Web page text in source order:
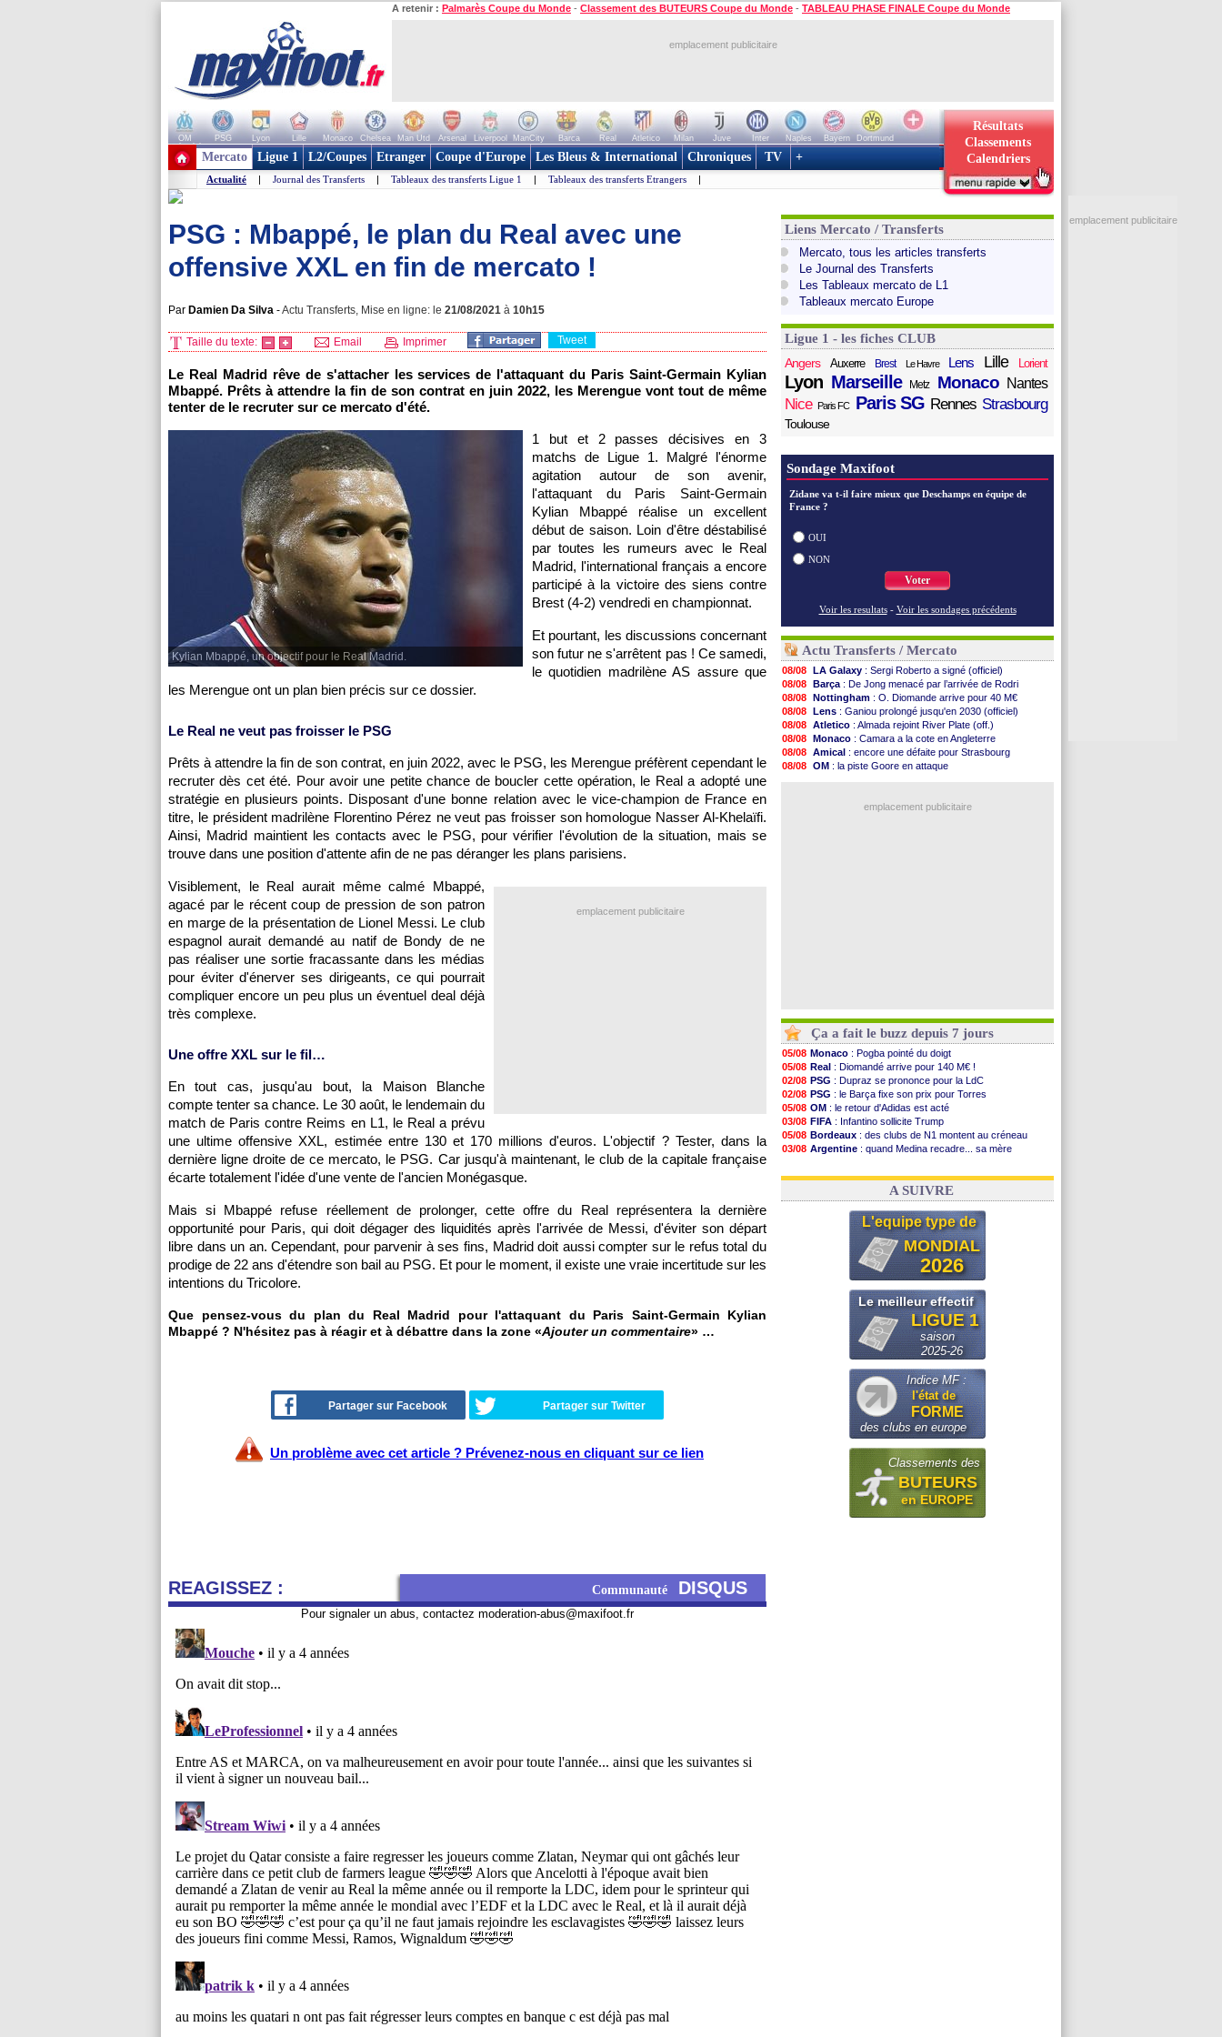
A retenir : Palmarès Coupe du Monde - Classement des BUTEURS Coupe du Monde - TABLEAU PHASE FINALE Coupe du Monde
emplacement publicitaire
OM PSG Lyon Lille Monaco Chelsea Man Utd Arsenal Liverpool ManCity Barca Real Atletico Milan Juve Inter Naples Bayern
Dortmund
+ de clubs
Résultats
Classements
Calendriers
Mercato Ligue 1 L2/Coupes Etranger Coupe d'Europe Les Bleus & International Chroniques TV +
Actualité | Journal des Transferts | Tableaux des transferts Ligue 1 | Tableaux des transferts Etrangers |
PSG : Mbappé, le plan du Real avec une
offensive XXL en fin de mercato !
Par Damien Da Silva -Actu Transferts, Mise en ligne: le 21/08/2021 à 10h15
Taille du texte: Email Imprimer Tweet
Le Real Madrid rêve de s'attacher les services de l'attaquant du Paris Saint-Germain Kylian
Mbappé. Prêts à attendre la fin de son contrat en juin 2022, les Merengue vont tout de même
tenter de le recruter sur ce mercato d'été.
Kylian Mbappé, un objectif pour le Real Madrid.
1 but et 2 passes décisives en 3
matchs de Ligue 1. Malgré l'énorme
agitation autour de son avenir,
l'attaquant du Paris Saint-Germain
Kylian Mbappé réalise un excellent
début de saison. Loin d'être déstabilisé
par toutes les rumeurs avec le Real
Madrid, l'international français a encore
participé à la victoire des siens contre
Brest (4-2) vendredi en championnat.
Et pourtant, les discussions concernant
son futur ne s'arrêtent pas ! Ce samedi,
le quotidien madrilène AS assure que
les Merengue ont un plan bien précis sur ce dossier.
Le Real ne veut pas froisser le PSG
Prêts à attendre la fin de son contrat, en juin 2022, avec le PSG, les Merengue préfèrent cependant le
recruter dès cet été. Pour avoir une petite chance de boucler cette opération, le Real a adopté une
stratégie en plusieurs points. Disposant d'une bonne relation avec le vice-champion de France en
titre, le président madrilène Florentino Pérez ne veut pas froisser son homologue Nasser Al-Khelaïfi.
Ainsi, Madrid maintient les contacts avec le PSG, pour vérifier l'évolution de la situation, mais se
trouve dans une position d'attente afin de ne pas déranger les plans parisiens.
emplacement publicitaire
Visiblement, le Real aurait même calmé Mbappé,
agacé par le récent coup de pression de son patron
en marge de la présentation de Lionel Messi. Le club
espagnol aurait demandé au natif de Bondy de ne
pas réaliser une sortie fracassante dans les médias
pour éviter d'énerver ses dirigeants, ce qui pourrait
compliquer encore un peu plus un éventuel deal déjà
très complexe.
Une offre XXL sur le fil…
En tout cas, jusqu'au bout, la Maison Blanche
compte tenter sa chance. Le 30 août, le lendemain du
match de Paris contre Reims en L1, le Real a prévu
une ultime offensive XXL, estimée entre 130 et 170 millions d'euros. L'objectif ? Tester, dans la
dernière ligne droite de ce mercato, le PSG. Car jusqu'à maintenant, le club de la capitale française
écarte totalement l'idée d'une vente de l'ancien Monégasque.
Mais si Mbappé refuse réellement de prolonger, cette offre du Real représentera la dernière
opportunité pour Paris, qui doit dégager des liquidités après l'arrivée de Messi, d'éviter son départ
libre dans un an. Cependant, pour parvenir à ses fins, Madrid doit aussi compter sur le refus total du
prodige de 22 ans d'étendre son bail au PSG. Et pour le moment, il existe une vraie incertitude sur les
intentions du Tricolore.
Que pensez-vous du plan du Real Madrid pour l'attaquant du Paris Saint-Germain Kylian
Mbappé ? N'hésitez pas à réagir et à débattre dans la zone «Ajouter un commentaire» …
Partager sur Facebook Partager sur Twitter
Un problème avec cet article ? Prévenez-nous en cliquant sur ce lien
REAGISSEZ : Communauté DISQUS
Pour signaler un abus, contactez moderation-abus@maxifoot.fr
Liens Mercato / Transferts
Mercato, tous les articles transferts
Le Journal des Transferts
Les Tableaux mercato de L1
Tableaux mercato Europe
Ligue 1 - les fiches CLUB
Angers
Auxerre Brest Le Havre Lens Lille Lorient
Lyon Marseille Metz Monaco Nantes
Nice Paris FC Paris SG Rennes Strasbourg
Toulouse
Sondage Maxifoot
Zidane va t-il faire mieux que Deschamps en équipe de
France ?
OUI
NON
Voter
Voir les resultats - Voir les sondages précédents
Actu Transferts / Mercato
08/08 LA Galaxy : Sergi Roberto a signé (officiel)
08/08 Barça : De Jong menacé par l’arrivée de Rodri
08/08 Nottingham : O. Diomande arrive pour 40 M€
08/08 Lens : Ganiou prolongé jusqu'en 2030 (officiel)
08/08 Atletico : Almada rejoint River Plate (off.)
08/08 Monaco : Camara a la cote en Angleterre
08/08 Amical : encore une défaite pour Strasbourg
08/08 OM : la piste Goore en attaque
: Guimarães, le club se défend
emplacement publicitaire
Ça a fait le buzz depuis 7 jours
05/08 Monaco : Pogba pointé du doigt
05/08 Real : Diomandé arrive pour 140 M€ !
02/08 PSG : Dupraz se prononce pour la LdC
02/08 PSG : le Barça fixe son prix pour Torres
05/08 OM : le retour d'Adidas est acté
03/08 FIFA : Infantino sollicite Trump
05/08 Bordeaux : des clubs de N1 montent au créneau
03/08 Argentine : quand Medina recadre... sa mère
03/08 OM: Paixão attire un 2e club anglais
A SUIVRE
L'equipe type de
MONDIAL
2026
Le meilleur effectif
LIGUE 1
saison
2025-26
Indice MF :
l'état de
FORME
des clubs en europe
Classements des
BUTEURS
en EUROPE
emplacement publicitaire